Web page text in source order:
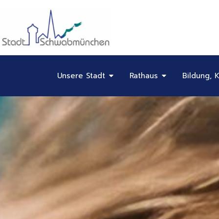
springen
Unsere Stadt Öffne Unsere Stadt
Rathaus Öffne Rathaus
Bildung,